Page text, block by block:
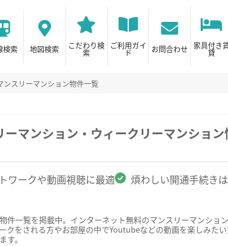
検索 地図検索 こだわり検
索
ご利用ガイ
ド お問合わせ 家具付き
貸
ンスリーマンション物件一覧
マンション・ウィークリーマンション
ワークや動画視聴に最適 煩わしい開通手続き
一覧を掲載中。インターネット無料のマンスリーマンショ
をされる方やお部屋の中でYoutubeなどの動画を楽しみた
す。